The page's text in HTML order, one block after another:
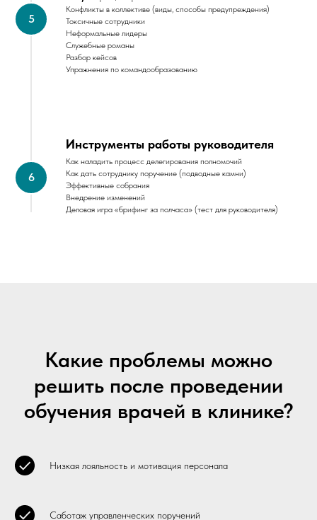
Конфликты в коллективе (виды, способы предупреждения)
Токсичные сотрудники
Неформальные лидеры
Служебные романы
Разбор кейсов
Упражнения по командообразованию
Инструменты работы руководителя
Как наладить процесс делегирования полномочий
Как дать сотруднику поручение (подводные камни)
Эффективные собрания
Внедрение изменений
Деловая игра «брифинг за полчаса» (тест для руководителя)
Какие проблемы можно
решить после проведении
обучения врачей в клинике?
Низкая лояльность и мотивация персонала
Саботаж управленческих поручений